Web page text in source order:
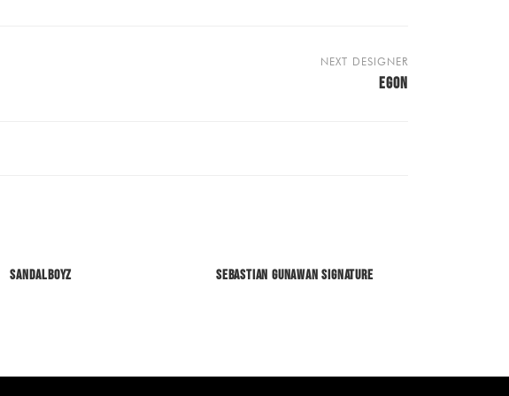
NEXT DESIGNER
EGON
Sandalboyz Sebastian Gunawan Signature